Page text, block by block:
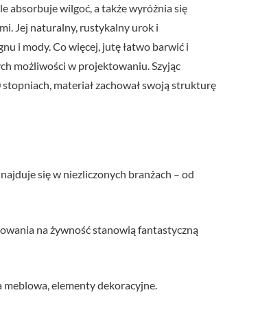
absorbuje wilgoć, a także wyróżnia się
Jej naturalny, rustykalny urok i
i mody. Co więcej, jutę łatwo barwić i
możliwości w projektowaniu. Szyjąc
materiał zachował swoją strukturę
się w niezliczonych branżach – od
na żywność stanowią fantastyczną
meblowa, elementy dekoracyjne.